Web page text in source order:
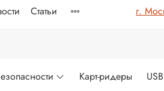
Статьи г.
Карт-ридеры